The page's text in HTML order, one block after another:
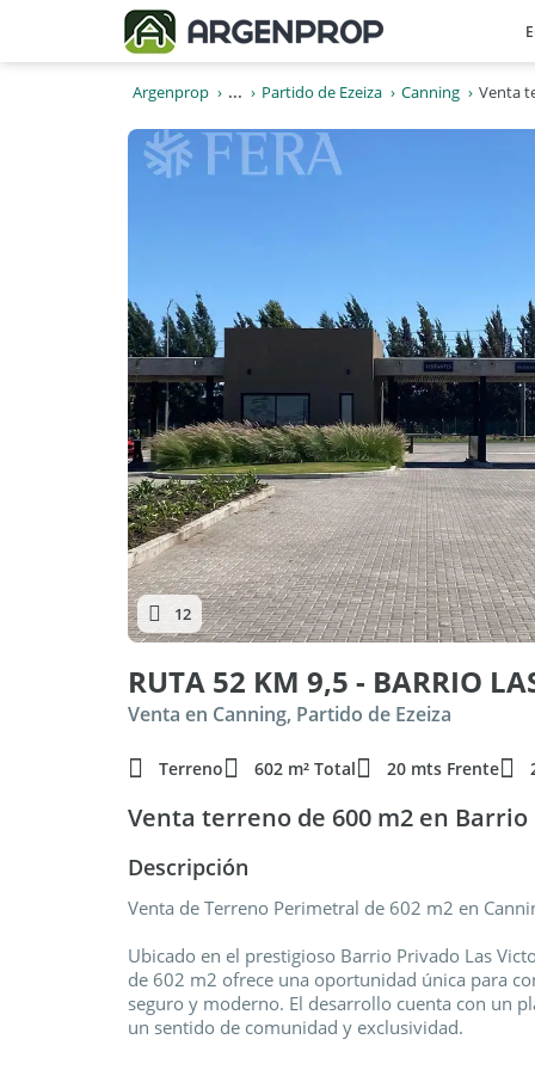
Argenprop ... Partido de Ezeiza Canning Venta
12
RUTA 52 KM 9,5 - BARRIO
Venta en Canning, Partido de Ezeiza
Terreno 602 m² Total 20 mts Frente
Venta terreno de 600 m2 en Barrio
Descripción
Venta de Terreno Perimetral de 602 m2 en
Ubicado en el prestigioso Barrio Privado Las
de 602 m2 ofrece una oportunidad única para
seguro y moderno. El desarrollo cuenta con un
un sentido de comunidad y exclusividad.